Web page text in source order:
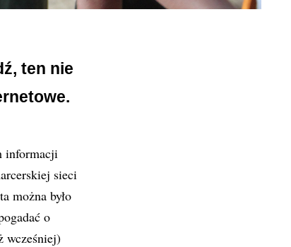
ten nie
informacji
sieci
można było
o
wcześniej)